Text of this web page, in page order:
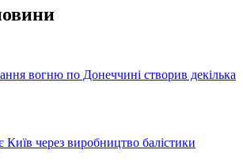
вогню по Донеччині створив декілька
через виробництво балістики